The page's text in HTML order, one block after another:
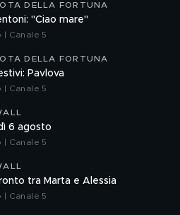
DELLA FORTUNA
"Ciao mare"
| Canale 5
DELLA FORTUNA
Pavlova
| Canale 5
6 agosto
| Canale 5
tra Marta e Alessia
| Canale 5